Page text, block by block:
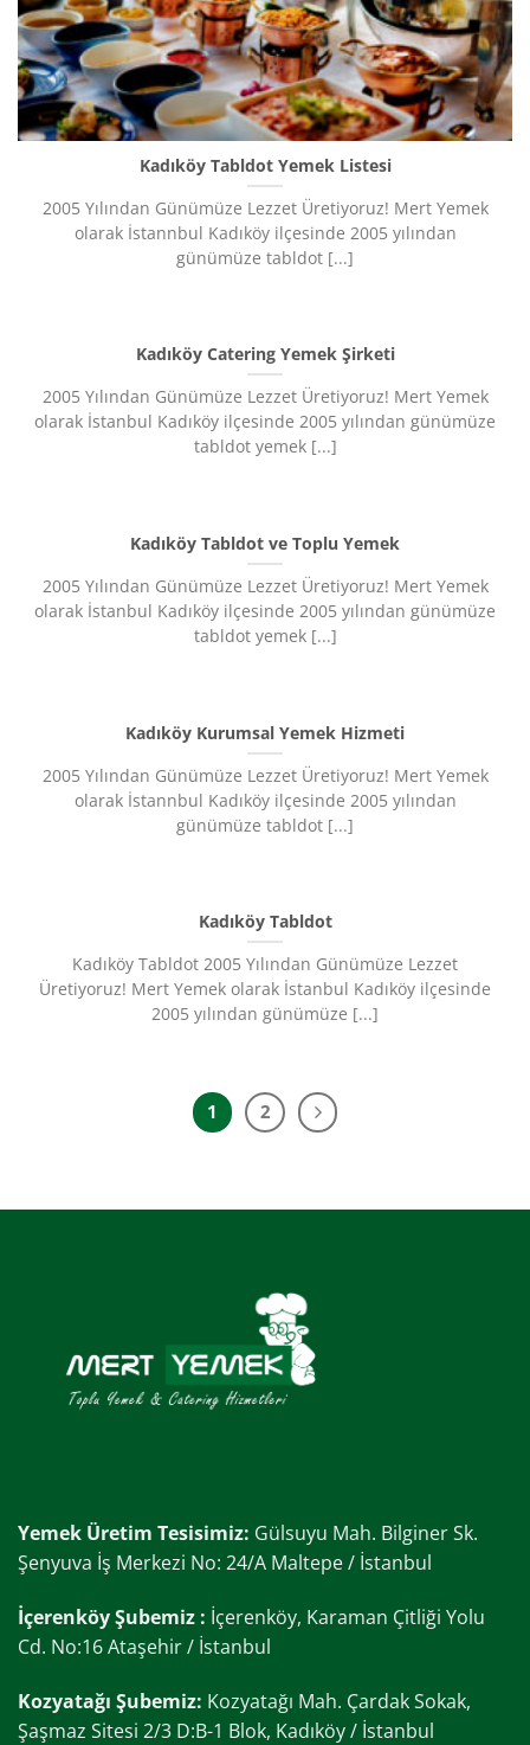
Kadıköy Tabldot Yemek Listesi
2005 Yılından Günümüze Lezzet Üretiyoruz!​ Mert Yemek
olarak İstannbul Kadıköy ilçesinde 2005 yılından
günümüze tabldot [...]
Kadıköy Catering Yemek Şirketi
2005 Yılından Günümüze Lezzet Üretiyoruz!​ Mert Yemek
olarak İstanbul Kadıköy ilçesinde 2005 yılından günümüze
tabldot yemek [...]
Kadıköy Tabldot ve Toplu Yemek
2005 Yılından Günümüze Lezzet Üretiyoruz!​ Mert Yemek
olarak İstanbul Kadıköy ilçesinde 2005 yılından günümüze
tabldot yemek [...]
Kadıköy Kurumsal Yemek Hizmeti
2005 Yılından Günümüze Lezzet Üretiyoruz!​ Mert Yemek
olarak İstannbul Kadıköy ilçesinde 2005 yılından
günümüze tabldot [...]
Kadıköy Tabldot
Kadıköy Tabldot 2005 Yılından Günümüze Lezzet
Üretiyoruz!​ Mert Yemek olarak İstanbul Kadıköy ilçesinde
2005 yılından günümüze [...]
1 2
Yemek Üretim Tesisimiz: Gülsuyu Mah. Bilginer Sk.
Şenyuva İş Merkezi No: 24/A Maltepe / İstanbul
İçerenköy Şubemiz : İçerenköy, Karaman Çitliği Yolu
Cd. No:16 Ataşehir / İstanbul
Kozyatağı Şubemiz: Kozyatağı Mah. Çardak Sokak,
Şaşmaz Sitesi 2/3 D:B-1 Blok, Kadıköy / İstanbul